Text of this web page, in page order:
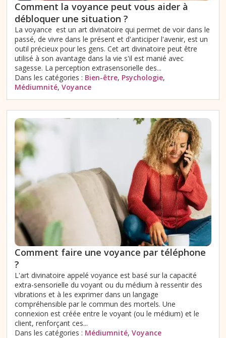
Comment la voyance peut vous aider à
débloquer une situation ?
La voyance est un art divinatoire qui permet de voir dans le
passé, de vivre dans le présent et d'anticiper l'avenir, est un
outil précieux pour les gens. Cet art divinatoire peut être
utilisé à son avantage dans la vie s'il est manié avec
sagesse. La perception extrasensorielle des...
Dans les catégories : Bien-être, Psychologie,
Médiumnité, Voyance
Comment faire une voyance par téléphone
?
L'art divinatoire appelé voyance est basé sur la capacité
extra-sensorielle du voyant ou du médium à ressentir des
vibrations et à les exprimer dans un langage
compréhensible par le commun des mortels. Une
connexion est créée entre le voyant (ou le médium) et le
client, renforçant ces...
Dans les catégories : Médiumnité, Voyance